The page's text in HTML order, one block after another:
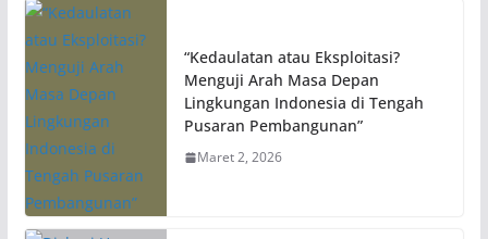
“Kedaulatan atau Eksploitasi?
Menguji Arah Masa Depan
Lingkungan Indonesia di Tengah
Pusaran Pembangunan”
Maret 2, 2026